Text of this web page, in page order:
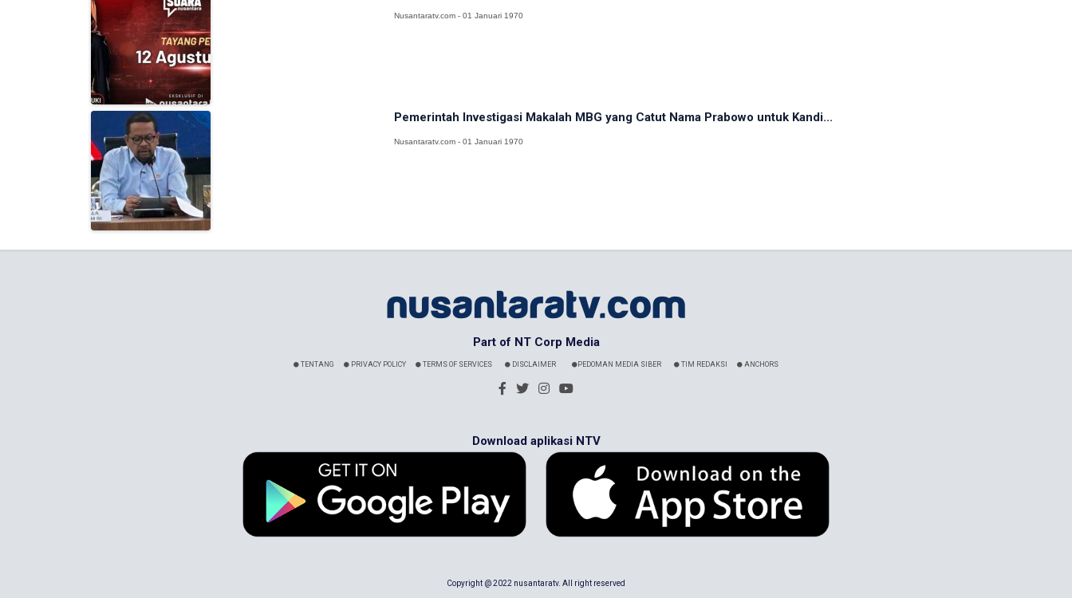
Nusantaratv.com - 01 Januari 1970
Pemerintah Investigasi Makalah MBG yang Catut Nama Prabowo untuk Kandi...
Nusantaratv.com - 01 Januari 1970
Part of NT Corp Media
TENTANG PRIVACY POLICY TERMS OF SERVICES DISCLAIMER PEDOMAN MEDIA SIBER TIM REDAKSI ANCHORS
Download aplikasi NTV
Copyright @ 2022 nusantaratv. All right reserved